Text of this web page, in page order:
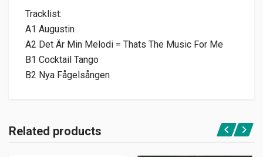
Tracklist:
A1 Augustin
A2 Det Är Min Melodi = Thats The Music For Me
B1 Cocktail Tango
B2 Nya Fågelsången
Related products